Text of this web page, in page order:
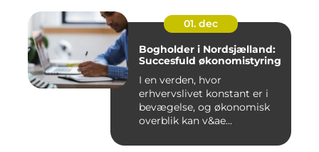
01. dec
Bogholder i Nordsjælland:
Succesfuld økonomistyring
I en verden, hvor
erhvervslivet konstant er i
bevægelse, og økonomisk
overblik kan v&ae...